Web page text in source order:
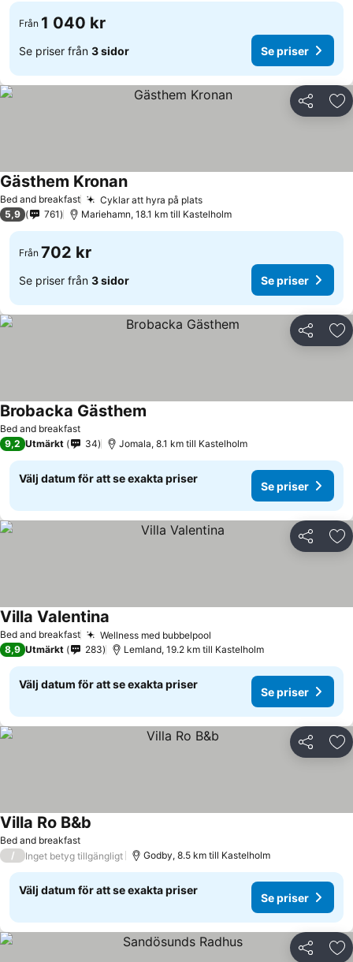
Från 1 040 kr
Se priser från 3 sidor Se priser
Dela
Bed and breakfast Cyklar att hyra på platsSe priser
Gästhem KronanSe priser
5,9 761 Mariehamn, 18.1 km till Kastelholm
Från 702 kr
Se priser från 3 sidor Se priser
Dela
Bed and breakfast
Brobacka Gästhem
9,2 Utmärkt 34 Jomala, 8.1 km till Kastelholm
Välj datum för att se exakta priser
Se priser
Dela
Bed and breakfast Wellness med bubbelpool
Villa Valentina
8,9 Utmärkt 283 Lemland, 19.2 km till Kastelholm
Välj datum för att se exakta priser
Se priser
Dela
Bed and breakfast
Villa Ro B&b
/ Inget betyg tillgängligt Godby, 8.5 km till Kastelholm
Välj datum för att se exakta priser
Se priser
Dela